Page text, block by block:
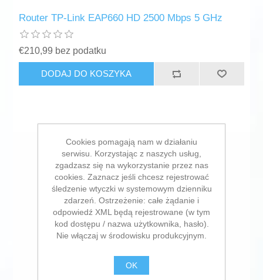
Router TP-Link EAP660 HD 2500 Mbps 5 GHz
€210,99 bez podatku
DODAJ DO KOSZYKA
Cookies pomagają nam w działaniu
serwisu. Korzystając z naszych usług,
zgadzasz się na wykorzystanie przez nas
cookies. Zaznacz jeśli chcesz rejestrować
śledzenie wtyczki w systemowym dzienniku
zdarzeń. Ostrzeżenie: całe żądanie i
odpowiedź XML będą rejestrowane (w tym
kod dostępu / nazwa użytkownika, hasło).
Nie włączaj w środowisku produkcyjnym.
OK